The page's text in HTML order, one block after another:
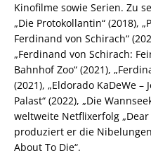
Kinofilme sowie Serien. Zu
„Die Protokollantin“ (2018),
Ferdinand von Schirach“
„Ferdinand von Schirach:
Bahnhof Zoo“ (2021),
(2021), „Eldorado KaDeWe –
Palast“ (2022), „Die
weltweite Netflixerfolg „Dear
produziert er die
About To Die“.